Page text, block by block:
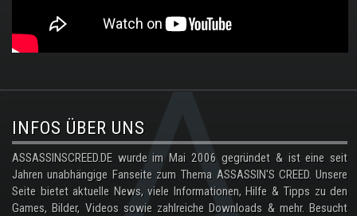
.
INFOS ÜBER UNS
ASSASSINSCREED.DE wurde im Mai 2006 gegründet & ist eine seit
Jahren unabhängige Fanseite zum Thema ASSASSIN'S CREED. Unsere
Seite bietet aktuelle News, viele Informationen, Hilfe & Tipps zu den
Games, Bilder, Videos sowie zahlreiche Downloads & mehr. Besucht